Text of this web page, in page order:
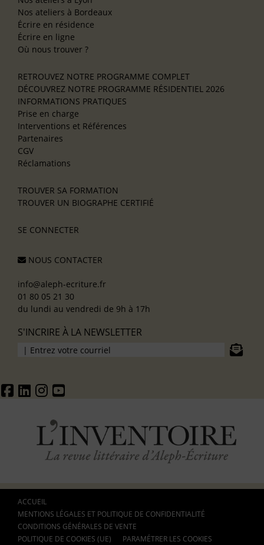
Nos ateliers à Bordeaux
Écrire en résidence
Écrire en ligne
Où nous trouver ?
RETROUVEZ NOTRE PROGRAMME COMPLET
DÉCOUVREZ NOTRE PROGRAMME RÉSIDENTIEL 2026
INFORMATIONS PRATIQUES
Prise en charge
Interventions et Références
Partenaires
CGV
Réclamations
TROUVER SA FORMATION
TROUVER UN BIOGRAPHE CERTIFIÉ
SE CONNECTER
NOUS CONTACTER
info@aleph-ecriture.fr
01 80 05 21 30
du lundi au vendredi de 9h à 17h
S'INCRIRE À LA NEWSLETTER
ACCUEIL
MENTIONS LÉGALES ET POLITIQUE DE CONFIDENTIALITÉ
CONDITIONS GÉNÉRALES DE VENTE
POLITIQUE DE COOKIES (UE)
PARAMÉTRER LES COOKIES